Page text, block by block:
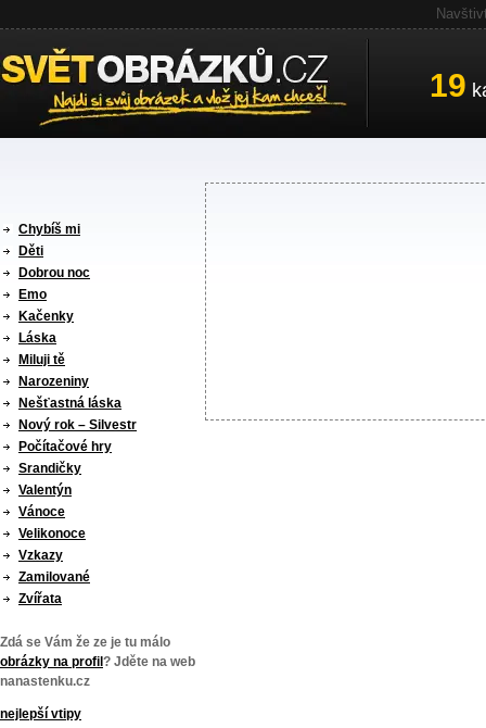
19
Chybíš mi
Děti
Dobrou noc
Emo
Kačenky
Láska
Miluji tě
Narozeniny
Nešťastná láska
Nový rok – Silvestr
Počítačové hry
Srandičky
Valentýn
Vánoce
Velikonoce
Vzkazy
Zamilované
Zvířata
Zdá se Vám že ze je tu málo
obrázky na profil ? Jděte na web
nanastenku.cz
nejlepší vtipy